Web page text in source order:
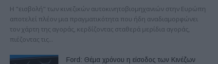
Η "εισβολή" των κινεζικών αυτοκινητοβιομηχανιών στην Ευρώπη
αποτελεί πλέον μια πραγματικότητα που ήδη αναδιαμορφώνει
τον χάρτη της αγοράς, κερδίζοντας σταθερά μερίδια αγοράς,
πιέζοντας τις...
Ford: Θέμα χρόνου η είσοδος των Κινέζων